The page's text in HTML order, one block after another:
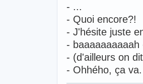
- ...
- Quoi encore?!
- J'hésite juste
-
- (d'ailleurs on
- Ohhého, ça va.